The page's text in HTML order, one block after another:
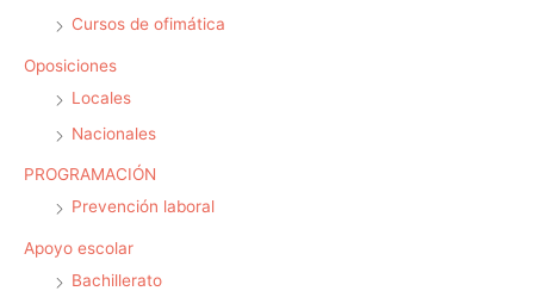
Cursos de ofimática
Oposiciones
Locales
Nacionales
PROGRAMACIÓN
Prevención laboral
Apoyo escolar
Bachillerato